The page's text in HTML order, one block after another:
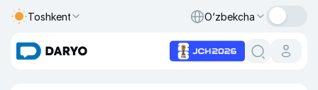
Toshkent O‘zbekcha